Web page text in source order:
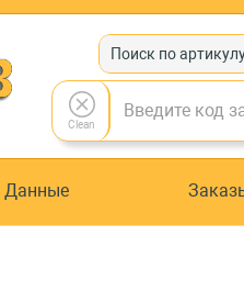
Поиск по
Clean
Данные